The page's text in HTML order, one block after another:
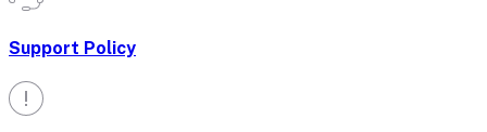
Support Policy